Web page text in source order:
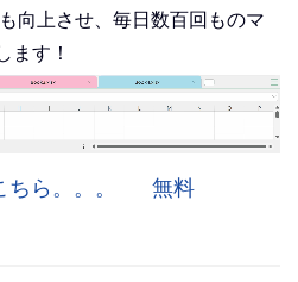
向上させ、毎日数百回ものマ
ます！
ら。。。
無料